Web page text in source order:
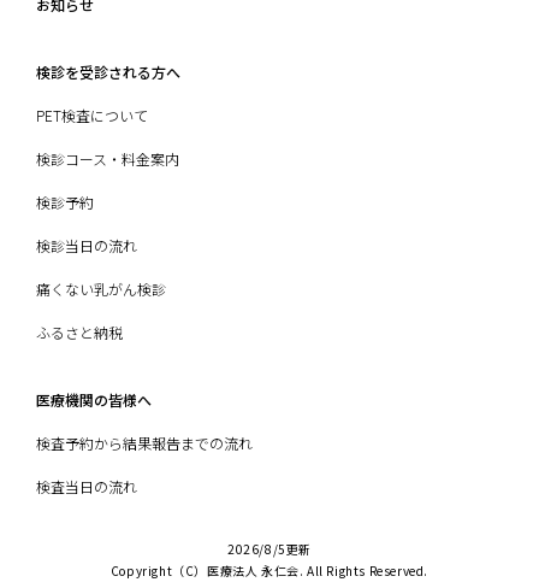
お知らせ
検診を受診される方へ
PET検査について
検診コース・料金案内
検診予約
検診当日の流れ
痛くない乳がん検診
ふるさと納税
医療機関の皆様へ
検査予約から結果報告までの流れ
検査当日の流れ
2026/8/5更新
Copyright（C）医療法人 永仁会. All Rights Reserved.